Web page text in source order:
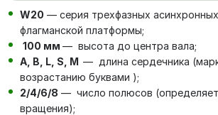
W20 — серия трехфазных асинхронных
флагманской платформы;
100 мм — высота до центра вала;
А, В, L, S, М — длина сердечника
возрастанию буквами );
2/4/6/8 — число полюсов
вращения);